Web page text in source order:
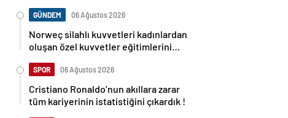
GÜNDEM 06 Ağustos 2026
Norweç silahlı kuvvetleri kadınlardan
oluşan özel kuvvetler eğitimlerini
SPOR 06 Ağustos 2026
Cristiano Ronaldo’nun akıllara zarar
tüm kariyerinin istatistiğini çıkardık !